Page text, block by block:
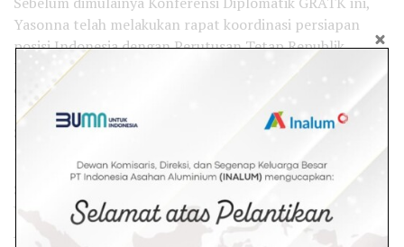
Yasonna telah melakukan rapat koordinasi persiapan
posisi Indonesia dengan Perutusan Tetap Republik
Indonesia (PTRI) untuk PBB, yang diikuti oleh segenap
delegasi, termasuk Wakil Kepala Badan Riset dan Inovasi
Nasional, Anggota Dewan Pertimbangan Presiden, dan
Staf Khusus Menteri Hukum dan HAM Bidang Kerja Sama
Luar Negeri.
Sebagai informasi, turut hadir sebagai delegasi Deputi
Wakil Tetap RI untuk PBB dan WTO Achsanul Habib;
Anggota Dewan Pertimbangan Presiden Djan Faridz; dan